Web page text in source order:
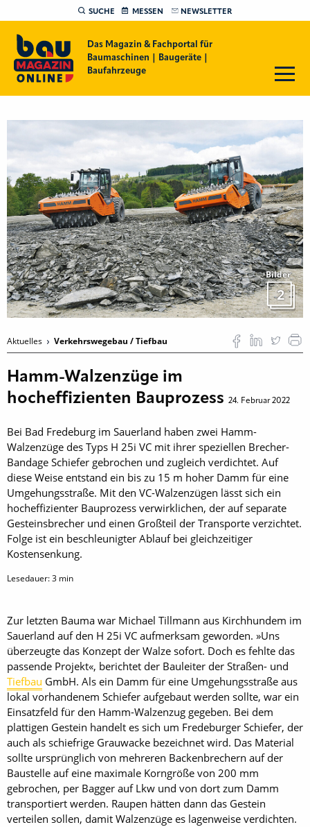
SUCHE MESSEN NEWSLETTER
Das Magazin & Fachportal für
Baumaschinen | Baugeräte |
Baufahrzeuge
Bilder
2
Aktuelles Verkehrswegebau / Tiefbau
Hamm-Walzenzüge im
hocheffizienten Bauprozess 24. Februar 2022
Bei Bad Fredeburg im Sauerland haben zwei Hamm-
Walzenzüge des Typs H 25i VC mit ihrer speziellen Brecher-
Bandage Schiefer gebrochen und zugleich verdichtet. Auf
diese Weise entstand ein bis zu 15 m hoher Damm für eine
Umgehungsstraße. Mit den VC-Walzenzügen lässt sich ein
hocheffizienter Bauprozess verwirklichen, der auf separate
Gesteinsbrecher und einen Großteil der Transporte verzichtet.
Folge ist ein beschleunigter Ablauf bei gleichzeitiger
Kostensenkung.
Lesedauer:3 min
Zur letzten Bauma war Michael Tillmann aus Kirchhundem im
Sauerland auf den H 25i VC aufmerksam geworden. »Uns
überzeugte das Konzept der Walze sofort. Doch es fehlte das
passende Projekt«, berichtet der Bauleiter der Straßen- und
Tiefbau GmbH. Als ein Damm für eine Umgehungsstraße aus
lokal vorhandenem Schiefer aufgebaut werden sollte, war ein
Einsatzfeld für den Hamm-Walzenzug gegeben. Bei dem
plattigen Gestein handelt es sich um Fredeburger Schiefer, der
auch als schiefrige Grauwacke bezeichnet wird. Das Material
sollte ursprünglich von mehreren Backenbrechern auf der
Baustelle auf eine maximale Korngröße von 200 mm
gebrochen, per Bagger auf Lkw und von dort zum Damm
transportiert werden. Raupen hätten dann das Gestein
verteilen sollen, damit Walzenzüge es lagenweise verdichten.